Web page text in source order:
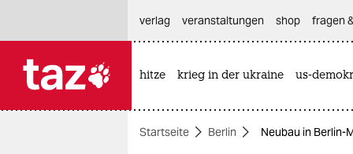
themen
verlag
veranstaltungen shop fragen
hitze krieg in der ukraine us-
Startseite Berlin Neubau in Berlin-